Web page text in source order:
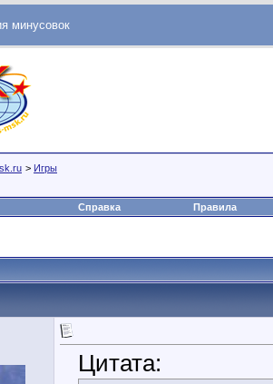
минусовок
> Игры
Справка Правила
Цитата: